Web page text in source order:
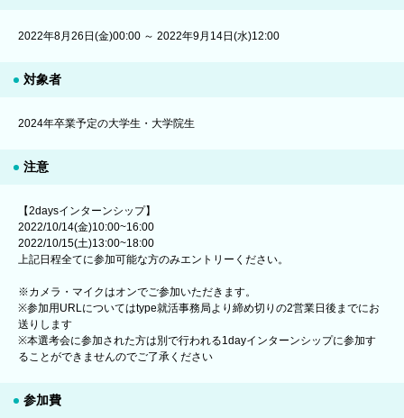
2022年8月26日(金)00:00 ～ 2022年9月14日(水)12:00
対象者
2024年卒業予定の大学生・大学院生
注意
【2daysインターンシップ】
2022/10/14(金)10:00~16:00
2022/10/15(土)13:00~18:00
上記日程全てに参加可能な方のみエントリーください。
※カメラ・マイクはオンでご参加いただきます。
※参加用URLについてはtype就活事務局より締め切りの2営業日後までにお
送りします
※本選考会に参加された方は別で行われる1dayインターンシップに参加す
ることができませんのでご了承ください
参加費